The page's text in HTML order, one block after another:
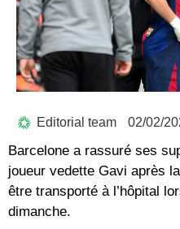
Editorial team 02/02/
Barcelone a rassuré ses
joueur vedette Gavi après
être transporté à l’hôpital
dimanche.